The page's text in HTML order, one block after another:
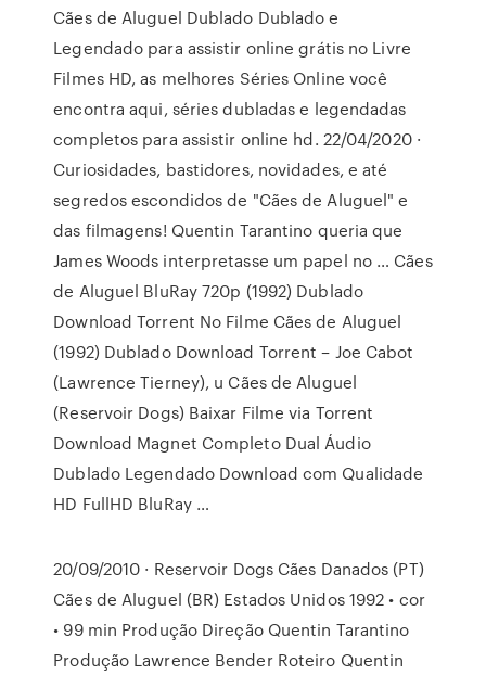
Cães de Aluguel Dublado Dublado e
Legendado para assistir online grátis no Livre
Filmes HD, as melhores Séries Online você
encontra aqui, séries dubladas e legendadas
completos para assistir online hd. 22/04/2020 ·
Curiosidades, bastidores, novidades, e até
segredos escondidos de "Cães de Aluguel" e
das filmagens! Quentin Tarantino queria que
James Woods interpretasse um papel no … Cães
de Aluguel BluRay 720p (1992) Dublado
Download Torrent No Filme Cães de Aluguel
(1992) Dublado Download Torrent – Joe Cabot
(Lawrence Tierney), u Cães de Aluguel
(Reservoir Dogs) Baixar Filme via Torrent
Download Magnet Completo Dual Áudio
Dublado Legendado Download com Qualidade
HD FullHD BluRay …
20/09/2010 · Reservoir Dogs Cães Danados (PT)
Cães de Aluguel (BR) Estados Unidos 1992 • cor
• 99 min Produção Direção Quentin Tarantino
Produção Lawrence Bender Roteiro Quentin